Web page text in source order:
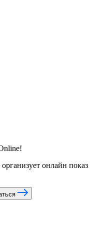
онлайн показ